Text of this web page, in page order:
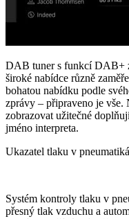
DAB tuner s funkcí DAB+
široké nabídce různě
bohatou nabídku podle
zprávy – připraveno je vše.
zobrazovat užitečné
jméno interpreta.
Ukazatel tlaku v
Systém kontroly tlaku v
přesný tlak vzduchu a